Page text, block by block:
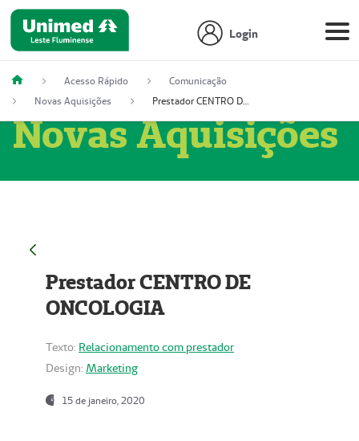
Login
Acesso Rápido
Comunicação
Novas Aquisições
Prestador CENTRO DE ONCOLOGIA
Novas Aquisições
Prestador CENTRO DE
ONCOLOGIA
Texto: Relacionamento com prestador
Design: Marketing
15 de janeiro, 2020